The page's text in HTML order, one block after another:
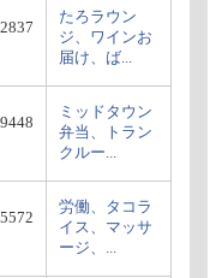
たろラウン
ジ、ワインお
届け、ば...
ミッドタウン
弁当、トラン
クルー...
労働、タコラ
イス、マッサ
ージ、...